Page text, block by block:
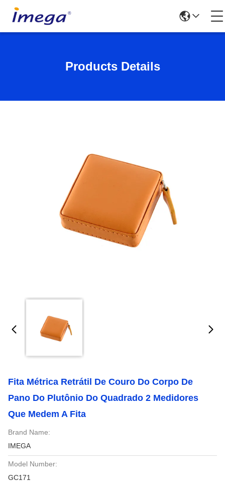
Products Details
Fita Métrica Retrátil De Couro Do Corpo De
Pano Do Plutônio Do Quadrado 2 Medidores
Que Medem A Fita
Brand Name:
IMEGA
Model Number:
GC171